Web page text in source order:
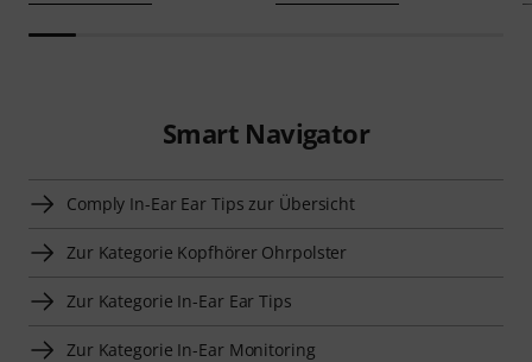
Smart Navigator
Comply In-Ear Ear Tips zur Übersicht
Zur Kategorie Kopfhörer Ohrpolster
Zur Kategorie In-Ear Ear Tips
Zur Kategorie In-Ear Monitoring